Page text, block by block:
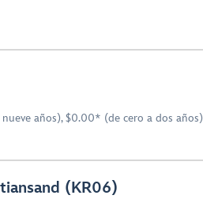
años), $0.00* (de cero a dos años)
(KR06)